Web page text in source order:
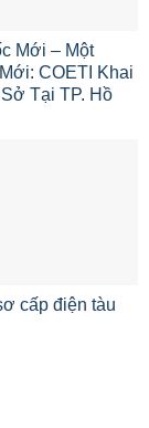
Mới – Một
COETI Khai
Tại TP. Hồ
cấp điện tàu